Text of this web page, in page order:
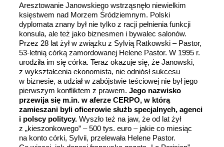
Aresztowanie Janowskiego wstrząsnęło niewielkim
księstwem nad Morzem Śródziemnym. Polski
dyplomata znany był nie tylko z racji pełnienia funkcji
konsula, ale też jako biznesmen i bywalec salonów.
Przez 28 lat żył w związku z Sylvią Ratkowski – Pastor,
53-letnią córką zamordowanej Helene Pastor. W 1995 r.
urodziła im się córka. Teraz okazuje się, że Janowski,
z wykształcenia ekonomista, nie odniósł sukcesu
w biznesie, a udział w zabójstwie teściowej nie był jego
pierwszym konfliktem z prawem. Jego nazwisko
przewija się m.in. w aferze CERPO, w którą
zamieszani byli oficerowie służb specjalnych, agenci
i polscy politycy. Wyszło też na jaw, że od lat żył
z „kieszonkowego” – 500 tys. euro – jakie co miesiąc
na konto córki, Sylvii, przelewała Helene Pastor.